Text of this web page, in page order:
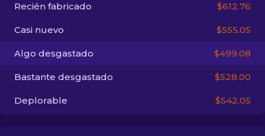
ES
Recién fabricado $612.76
Casi nuevo $555.05
Algo desgastado $499.08
Bastante desgastado $528.00
Deplorable $542.05